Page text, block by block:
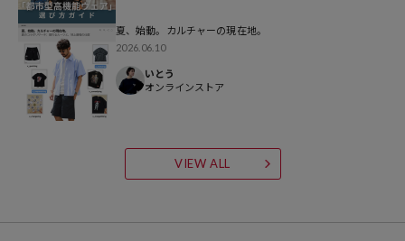
参考価格
4,994 円（2026年5月7日時点）
※「参考価格」とは、Daytona Parkにおける対象商品の通常販売（先
常にアウトドアユーザーが満足するアイテムを生み出し続けているだ
夏、始動。カルチャーの現在地。
2026.06.10
いとう
オンラインストア
VIEW ALL